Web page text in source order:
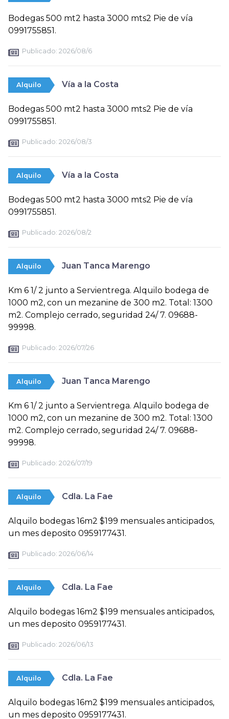
Bodegas 500 mt2 hasta 3000 mts2 Pie de vía
0991755851.
Publicado: 2026/08/6
Alquilo Vía a la Costa
Bodegas 500 mt2 hasta 3000 mts2 Pie de vía
0991755851.
Publicado: 2026/08/3
Alquilo Vía a la Costa
Bodegas 500 mt2 hasta 3000 mts2 Pie de vía
0991755851.
Publicado: 2026/08/2
Alquilo Juan Tanca Marengo
Km 6 1/ 2 junto a Servientrega. Alquilo bodega de
1000 m2, con un mezanine de 300 m2. Total: 1300
m2. Complejo cerrado, seguridad 24/ 7. 09688-
99998.
Publicado: 2026/07/26
Alquilo Juan Tanca Marengo
Km 6 1/ 2 junto a Servientrega. Alquilo bodega de
1000 m2, con un mezanine de 300 m2. Total: 1300
m2. Complejo cerrado, seguridad 24/ 7. 09688-
99998.
Publicado: 2026/07/19
Alquilo Cdla. La Fae
Alquilo bodegas 16m2 $199 mensuales anticipados,
un mes deposito 0959177431.
Publicado: 2026/06/14
Alquilo Cdla. La Fae
Alquilo bodegas 16m2 $199 mensuales anticipados,
un mes deposito 0959177431.
Publicado: 2026/06/13
Alquilo Cdla. La Fae
Alquilo bodegas 16m2 $199 mensuales anticipados,
un mes deposito 0959177431.